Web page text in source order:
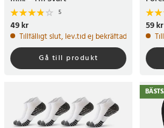
5
Pris:
49 kr
Tillfälligt slut, lev.tid ej bekräftad
Gå till produkt
Pris:
59 kr